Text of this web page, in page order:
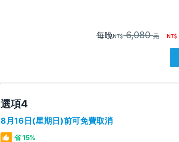
每晚 6,080元
選項
8月16日(星期日)前可免費取消
省 15%